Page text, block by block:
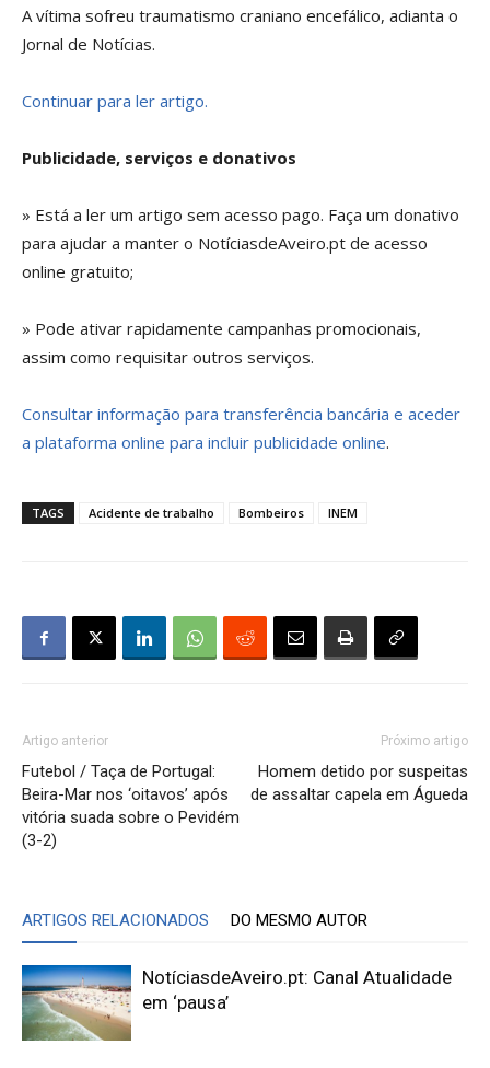
A vítima sofreu traumatismo craniano encefálico, adianta o
Jornal de Notícias.
Continuar para ler artigo.
Publicidade, serviços e donativos
» Está a ler um artigo sem acesso pago. Faça um donativo
para ajudar a manter o NotíciasdeAveiro.pt de acesso
online gratuito;
» Pode ativar rapidamente campanhas promocionais,
assim como requisitar outros serviços.
Consultar informação para transferência bancária e aceder
a plataforma online para incluir publicidade online.
TAGS Acidente de trabalho Bombeiros INEM
Artigo anterior
Futebol / Taça de Portugal:
Beira-Mar nos ‘oitavos’ após
vitória suada sobre o Pevidém
(3-2)
Próximo artigo
Homem detido por suspeitas
de assaltar capela em Águeda
ARTIGOS RELACIONADOS DO MESMO AUTOR
NotíciasdeAveiro.pt: Canal Atualidade
em ‘pausa’